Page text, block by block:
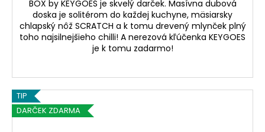
O
BOX by KEYGOES je skvelý darček. Masívna dubová
doska je solitérom do každej kuchyne, mäsiarsky
chlapský nôž SCRATCH a k tomu drevený mlynček plný
toho najsilnejšieho chilli! A nerezová kľúčenka KEYGOES
je k tomu zadarmo!
TIP
DARČEK ZDARMA